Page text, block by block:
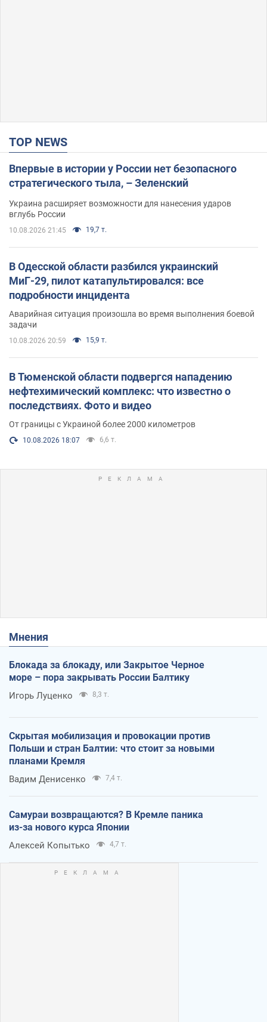
TOP NEWS
Впервые в истории у России нет безопасного
стратегического тыла, – Зеленский
Украина расширяет возможности для нанесения ударов
вглубь России
10.08.2026 21:45 19,7 т.
В Одесской области разбился украинский
МиГ-29, пилот катапультировался: все
подробности инцидента
Аварийная ситуация произошла во время выполнения боевой
задачи
10.08.2026 20:59 15,9 т.
В Тюменской области подвергся нападению
нефтехимический комплекс: что известно о
последствиях. Фото и видео
От границы с Украиной более 2000 километров
10.08.2026 18:07 6,6 т.
Мнения
Блокада за блокаду, или Закрытое Черное
море – пора закрывать России Балтику
Игорь Луценко 8,3 т.
Скрытая мобилизация и провокации против
Польши и стран Балтии: что стоит за новыми
планами Кремля
Вадим Денисенко 7,4 т.
Самураи возвращаются? В Кремле паника
из-за нового курса Японии
Алексей Копытько 4,7 т.